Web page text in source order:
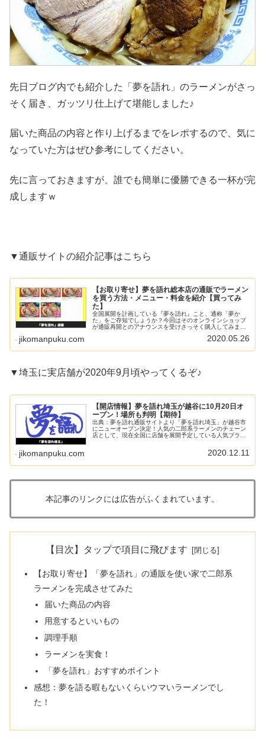
先日ブログ内でも紹介した「夢を語れ」のラーメンがさっ
そく届き、ガッツリ仕上げて堪能しました♪
届いた商品の内容と作り上げるまでをレポするので、気に
なっていた方はぜひ参考にしてください。
先に言っておきますが、誰でも簡単に優勝できる一杯が完
成しますｗ
▼通販サイトの紹介記事はこちら
【お取り寄せ】夢を語れ総本店の通販でラーメン
を買う方法・メニュー・料金を紹介【買ってみ
た】
全国展開を計画している『夢を語れ』こと、通称「夢か
た」をご存知でしょうか？今回はそのオンラインショップ
が通販再開とのアナウンスを受けさっそく購入してみまし
jikomanpuku.com 2020.05.26
▼埼玉に実店舗が2020年9月頃やってくるぞ♪
【開店情報】夢を語れ埼玉が越谷に10月20日オ
ープン！場所も判明【期待】
出典：夢を語れ通販サイトより「夢を語れ埼玉」が越谷市
にニューオープン決定！人気の二郎系ラーメンのチェーン
店として、現在全国に店舗を展開予定している人気ブラン
jikomanpuku.com 2020.12.11
本記事のリンクには広告がふくまれています。
【目次】タップで項目に飛びます
【お取り寄せ】「夢を語れ」の通販を使い家で二郎系
ラーメンを完成させてみた
届いた商品の内容
用意するといいもの
調理手順
ラーメンを実食！
「夢を語れ」おすすめポイント
感想：夢を語る暇もないくらいウマいラーメンでし
た！